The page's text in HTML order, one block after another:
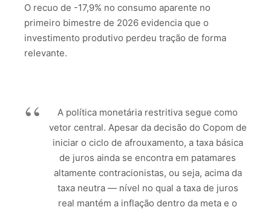
O recuo de -17,9% no consumo aparente no
primeiro bimestre de 2026 evidencia que o
investimento produtivo perdeu tração de forma
relevante.
A política monetária restritiva segue como
vetor central. Apesar da decisão do Copom de
iniciar o ciclo de afrouxamento, a taxa básica
de juros ainda se encontra em patamares
altamente contracionistas, ou seja, acima da
taxa neutra — nível no qual a taxa de juros
real mantém a inflação dentro da meta e o